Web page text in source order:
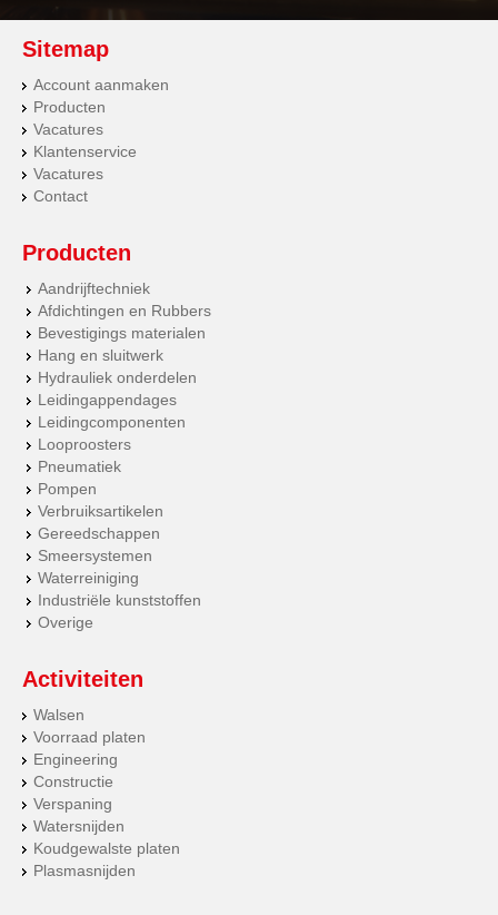
Sitemap
Account aanmaken
Producten
Vacatures
Klantenservice
Vacatures
Contact
Producten
Aandrijftechniek
Afdichtingen en Rubbers
Bevestigings materialen
Hang en sluitwerk
Hydrauliek onderdelen
Leidingappendages
Leidingcomponenten
Looproosters
Pneumatiek
Pompen
Verbruiksartikelen
Gereedschappen
Smeersystemen
Waterreiniging
Industriële kunststoffen
Overige
Activiteiten
Walsen
Voorraad platen
Engineering
Constructie
Verspaning
Watersnijden
Koudgewalste platen
Plasmasnijden